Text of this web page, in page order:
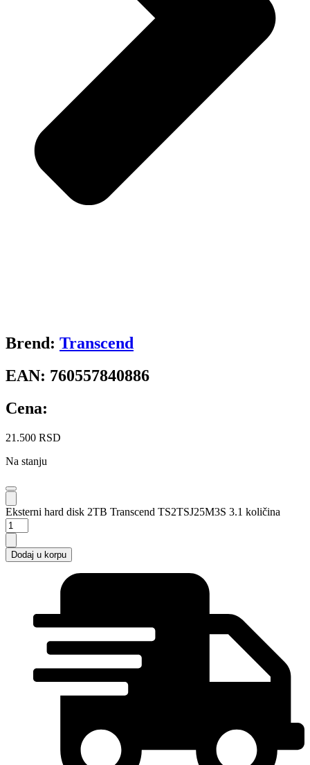
Brend: Transcend
EAN: 760557840886
Cena:
21.500 RSD
Na stanju
Eksterni hard disk 2TB Transcend TS2TSJ25M3S 3.1 količina
Dodaj u korpu